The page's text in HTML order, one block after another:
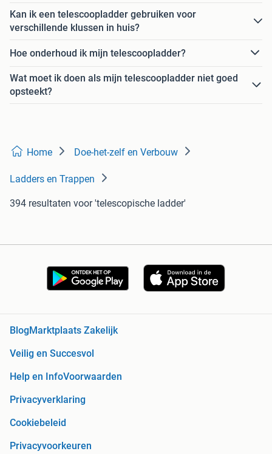
Kan ik een telescoopladder gebruiken voor
verschillende klussen in huis?
Hoe onderhoud ik mijn telescoopladder?
Wat moet ik doen als mijn telescoopladder niet goed
opsteekt?
Home Doe-het-zelf en Verbouw
Ladders en Trappen
394 resultaten voor 'telescopische ladder'
Blog Marktplaats Zakelijk
Veilig en Succesvol
Help en InfoVoorwaarden
Privacyverklaring
Cookiebeleid
Privacyvoorkeuren